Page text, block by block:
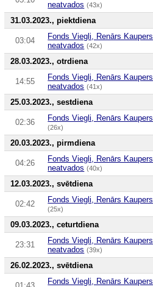
neatvados (43x)
31.03.2023., piektdiena
03:04 Fonds Viegli, Renārs Kaupers
neatvados (42x)
28.03.2023., otrdiena
14:55 Fonds Viegli, Renārs Kaupers
neatvados (41x)
25.03.2023., sestdiena
02:36 Fonds Viegli, Renārs Kaupers
(26x)
20.03.2023., pirmdiena
04:26 Fonds Viegli, Renārs Kaupers
neatvados (40x)
12.03.2023., svētdiena
02:42 Fonds Viegli, Renārs Kaupers
(25x)
09.03.2023., ceturtdiena
23:31 Fonds Viegli, Renārs Kaupers
neatvados (39x)
26.02.2023., svētdiena
Fonds Viegli, Renārs Kaupers